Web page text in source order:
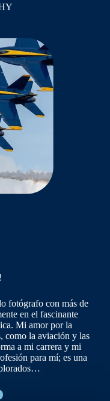
fotógrafo con más de
en el fascinante
Mi amor por la
como la aviación y las
a mi carrera y mi
para mí; es una